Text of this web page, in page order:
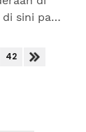
sini pada
42